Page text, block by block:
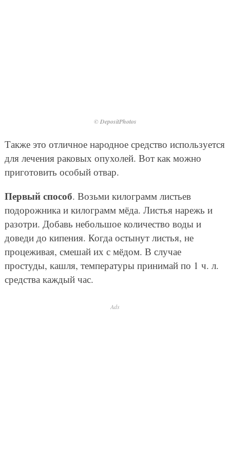
© DepositPhotos
Также это отличное народное средство используется
для лечения раковых опухолей. Вот как можно
приготовить особый отвар.
Первый способ. Возьми килограмм листьев
подорожника и килограмм мёда. Листья нарежь и
разотри. Добавь небольшое количество воды и
доведи до кипения. Когда остынут листья, не
процеживая, смешай их с мёдом. В случае
простуды, кашля, температуры принимай по 1 ч. л.
средства каждый час.
Ads